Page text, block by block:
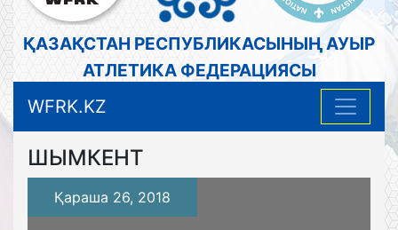
ҚАЗАҚСТАН РЕСПУБЛИКАСЫНЫҢ АУЫР
АТЛЕТИКА ФЕДЕРАЦИЯСЫ
WFRK.KZ
ШЫМКЕНТ
Қараша 26, 2018